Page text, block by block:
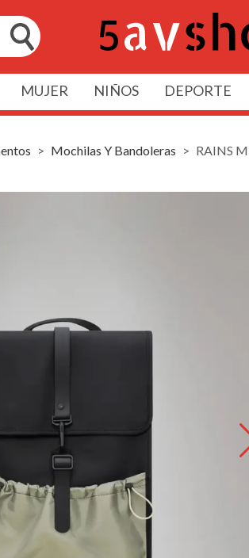
MUJER NIÑOS DEPORTE
Mochilas Y Bandoleras RAINS